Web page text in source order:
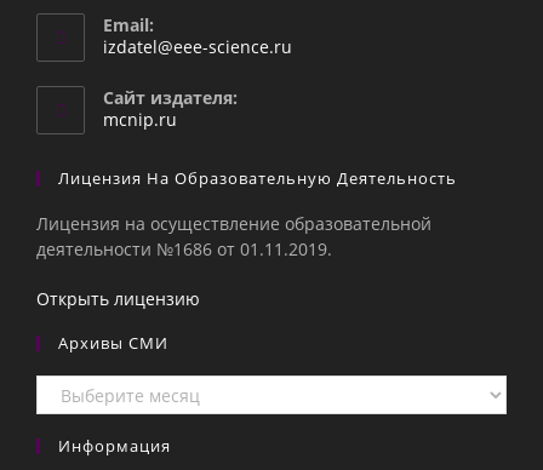
Email:
izdatel@eee-science.ru
Сайт издателя:
mcnip.ru
Лицензия На Образовательную Деятельность
Лицензия на осуществление образовательной
деятельности №1686 от 01.11.2019.
Открыть лицензию
Архивы СМИ
Архивы
СМИ
Информация